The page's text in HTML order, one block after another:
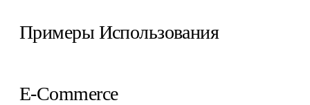
Примеры Использования
E-Commerce